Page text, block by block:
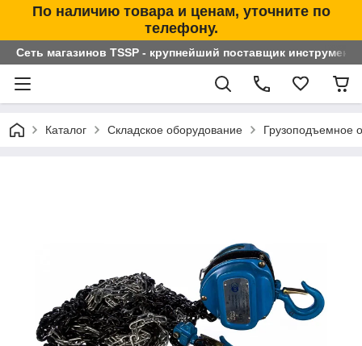
По наличию товара и ценам, уточните по
телефону.
Сеть магазинов TSSP - крупнейший поставщик
Каталог Складское оборудование Грузоподъемное